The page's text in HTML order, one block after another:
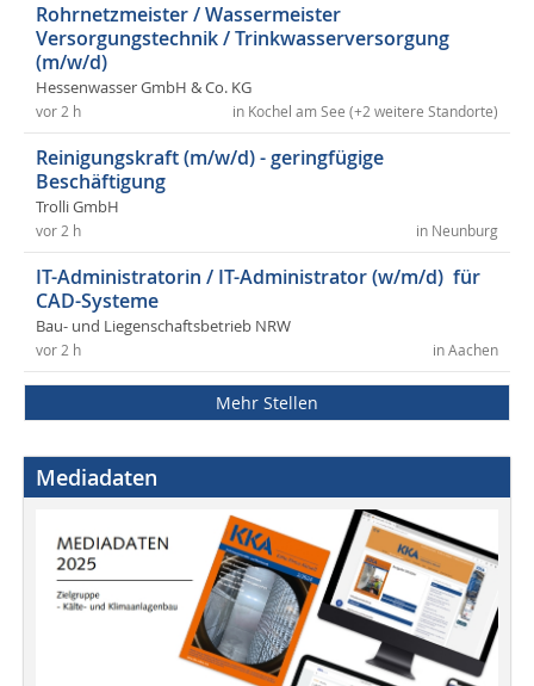
Rohrnetzmeister / Wassermeister
Versorgungstechnik / Trinkwasserversorgung
(m/w/d)
Hessenwasser GmbH & Co. KG
in Kochel am See (+2 weitere Standorte)
vor 2 h
Reinigungskraft (m/w/d) - geringfügige
Beschäftigung
Trolli GmbH
in Neunburg
vor 2 h
IT-Administratorin / IT-Administrator (w/m/d) für
CAD-Systeme
Bau- und Liegenschaftsbetrieb NRW
in Aachen
vor 2 h
Mehr Stellen
Mediadaten